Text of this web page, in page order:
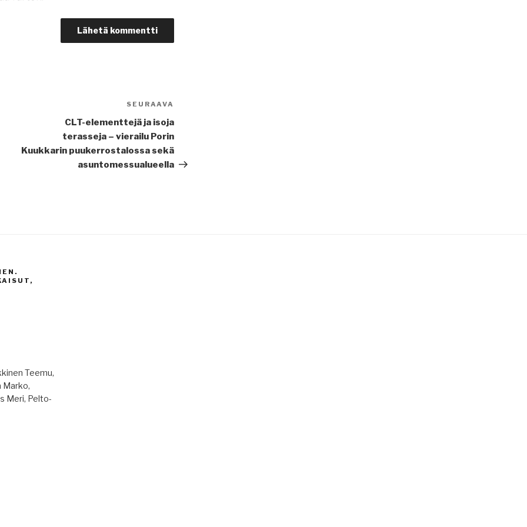
artikkeli
SEURAAVA
CLT-elementtejä ja isoja
terasseja – vierailu Porin
Kuukkarin puukerrostalossa sekä
asuntomessualueella
Teemu,
Marko,
Meri, Pelto-